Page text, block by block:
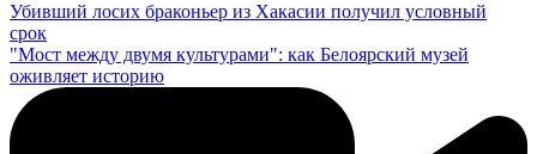
Убивший лосих браконьер из Хакасии получил условный
срок
"Мост между двумя культурами": как Белоярский музей
оживляет историю